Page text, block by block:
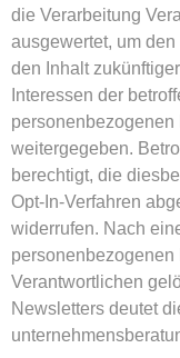
die Verarbeitung
ausgewertet, um
den Inhalt
Interessen der
weitergegeben.
berechtigt, die
Opt-In-Verfahren
widerrufen. Nach
personenbezogenen
Verantwortlichen
Newsletters deutet